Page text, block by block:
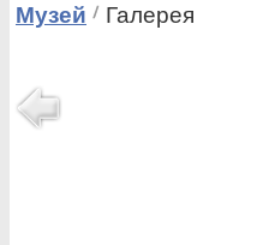
Музей Галерея